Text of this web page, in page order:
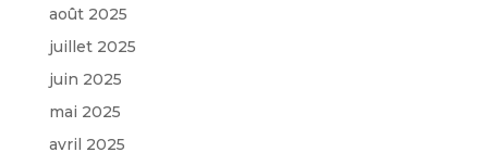
août 2025
juillet 2025
juin 2025
mai 2025
avril 2025